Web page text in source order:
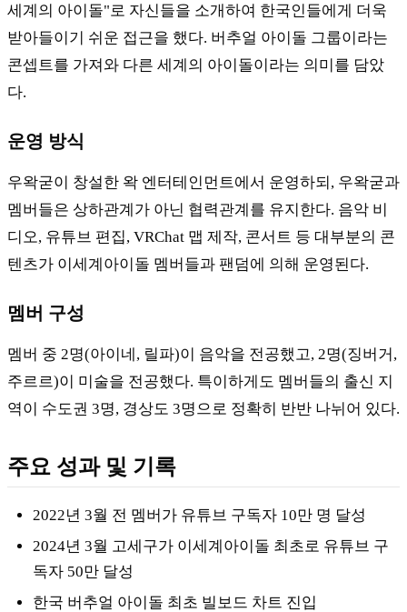
세계의 아이돌"로 자신들을 소개하여 한국인들에게 더욱
받아들이기 쉬운 접근을 했다. 버추얼 아이돌 그룹이라는
콘셉트를 가져와 다른 세계의 아이돌이라는 의미를 담았
다.
운영 방식
우왁굳이 창설한 왁 엔터테인먼트에서 운영하되, 우왁굳과
멤버들은 상하관계가 아닌 협력관계를 유지한다. 음악 비
디오, 유튜브 편집, VRChat 맵 제작, 콘서트 등 대부분의 콘
텐츠가 이세계아이돌 멤버들과 팬덤에 의해 운영된다.
멤버 구성
멤버 중 2명(아이네, 릴파)이 음악을 전공했고, 2명(징버거,
주르르)이 미술을 전공했다. 특이하게도 멤버들의 출신 지
역이 수도권 3명, 경상도 3명으로 정확히 반반 나뉘어 있다.
주요 성과 및 기록
2022년 3월 전 멤버가 유튜브 구독자 10만 명 달성
2024년 3월 고세구가 이세계아이돌 최초로 유튜브 구
독자 50만 달성
한국 버추얼 아이돌 최초 빌보드 차트 진입